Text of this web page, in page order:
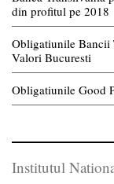
din profitul pe 2018
Obligatiunile Bancii
Valori Bucuresti
Obligatiunile Good
Institutul